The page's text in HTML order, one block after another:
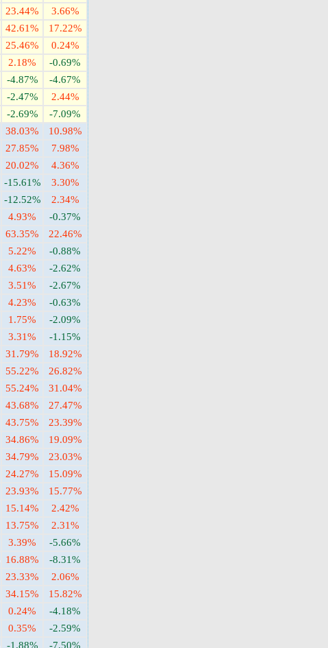
23.44%
3.66%
42.61%
17.22%
25.46%
0.24%
2.18%
-0.69%
-4.87%
-4.67%
-2.47%
2.44%
-2.69%
-7.09%
38.03%
10.98%
27.85%
7.98%
20.02%
4.36%
-15.61%
3.30%
-12.52%
2.34%
4.93%
-0.37%
63.35%
22.46%
5.22%
-0.88%
4.63%
-2.62%
3.51%
-2.67%
4.23%
-0.63%
1.75%
-2.09%
3.31%
-1.15%
31.79%
18.92%
55.22%
26.82%
55.24%
31.04%
43.68%
27.47%
43.75%
23.39%
34.86%
19.09%
34.79%
23.03%
24.27%
15.09%
23.93%
15.77%
15.14%
2.42%
13.75%
2.31%
3.39%
-5.66%
16.88%
-8.31%
23.33%
2.06%
34.15%
15.82%
0.24%
-4.18%
0.35%
-2.59%
-1.88% -7.50%